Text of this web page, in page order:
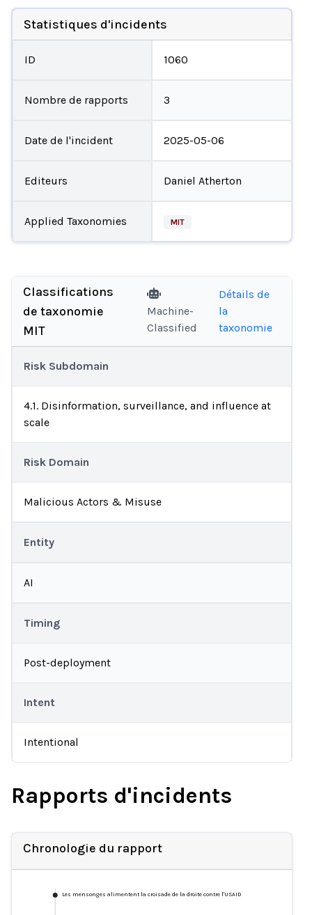
Statistiques d'incidents
ID 1060
Nombre de rapports 3
Date de l'incident 2025-05-06
Editeurs Daniel Atherton
Applied Taxonomies MIT
Classifications
de taxonomie
MIT
Machine-
Classified
Détails de
la
taxonomie
Risk Subdomain
4.1. Disinformation, surveillance, and influence at
scale
Risk Domain
Malicious Actors & Misuse
Entity
AI
Timing
Post-deployment
Intent
Intentional
Rapports d'incidents
Chronologie du rapport
Les mensonges alimentent la croisade de la droite contre l'USAID